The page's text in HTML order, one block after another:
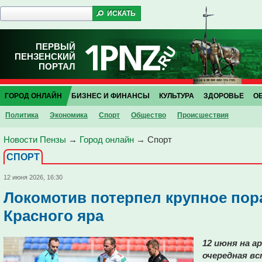
ПЕРВЫЙ
ПЕНЗЕНСКИЙ
ПОРТАЛ
ГОРОД ОНЛАЙН
Политика Экономика Спорт Общество Проиcшествия
БИЗНЕС И ФИНАНСЫ КУЛЬТУРА ЗДОРОВЬЕ
Новости Пензы → Город онлайн → Спорт
СПОРТ
12 июня 2026, 16:30
Локомотив потерпел крупное
Красного яра
12 июня на
очередная